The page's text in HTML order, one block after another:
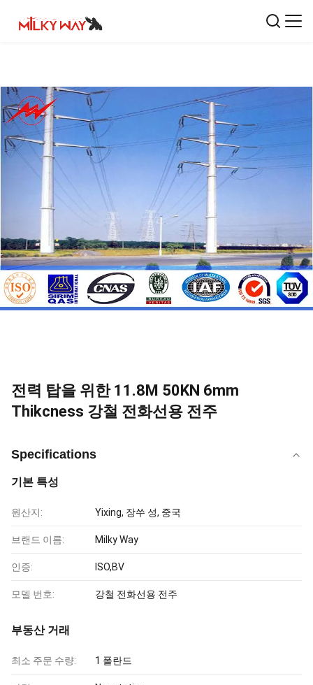
전력 탑을 위한 11.8M 50KN 6mm
Thikcness 강철 전화선용 전주
Specifications
기본 특성
원산지: Yixing, 장쑤 성, 중국
브랜드 이름: Milky Way
인증: ISO,BV
모델 번호: 강철 전화선용 전주
부동산 거래
최소 주문 수량: 1 폴란드